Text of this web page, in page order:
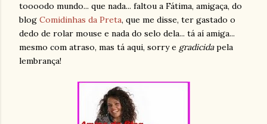
toooodo mundo... que nada... faltou a Fátima, amigaça, do
blog Comidinhas da Preta, que me disse, ter gastado o
dedo de rolar mouse e nada do selo dela... tá aí amiga...
mesmo com atraso, mas tá aqui, sorry e gradicidapela
lembrança!